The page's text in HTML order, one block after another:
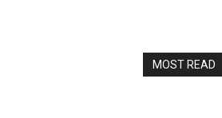
MOST READ